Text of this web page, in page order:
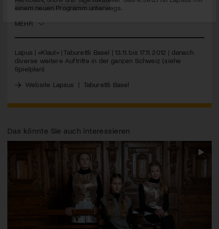
einem neuen Programm unterwegs.
MEHR
Lapus | «Klaut» | Taburettli Basel | 13.11. bis 17.11. 2012 | danach
diverse weitere Auftritte in der ganzen Schweiz (siehe
Spielplan)
Website Lapsus | Taburettli Basel
Das könnte Sie auch interessieren
Jetzt Mitglied werden